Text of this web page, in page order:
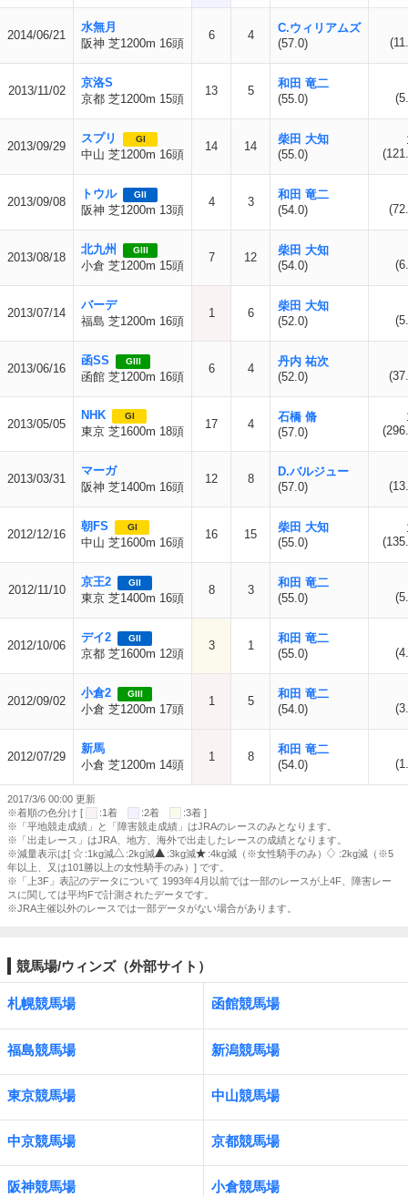
2014/06/21
水無月
阪神 芝1200m 16頭
6 4
C.ウィリアムズ
(57.0)
2013/11/02
京洛S
京都 芝1200m 15頭
13 5
和田 竜二
(55.0)
2013/09/29
スプリ GI
中山 芝1200m 16頭
14 14
柴田 大知
(55.0)
2013/09/08
トウル GII
阪神 芝1200m 13頭
4 3
和田 竜二
(54.0)
2013/08/18
北九州 GIII
小倉 芝1200m 15頭
7 12
柴田 大知
(54.0)
2013/07/14
バーデ
福島 芝1200m 16頭
1 6
柴田 大知
(52.0)
2013/06/16
函SS GIII
函館 芝1200m 16頭
6 4
丹内 祐次
(52.0)
2013/05/05
NHK GI
東京 芝1600m 18頭
17 4
石橋 脩
(57.0)
2013/03/31
マーガ
阪神 芝1400m 16頭
12 8
D.バルジュー
(57.0)
2012/12/16
朝FS GI
中山 芝1600m 16頭
16 15
柴田 大知
(55.0)
2012/11/10
京王2 GII
東京 芝1400m 16頭
8 3
和田 竜二
(55.0)
2012/10/06
デイ2 GII
京都 芝1600m 12頭
3 1
和田 竜二
(55.0)
2012/09/02
小倉2 GIII
小倉 芝1200m 17頭
1 5
和田 竜二
(54.0)
2012/07/29
新馬
小倉 芝1200m 14頭
1 8
和田 竜二
(54.0)
2017/3/6 00:00 更新
※着順の色分け [
:1着 :2着
:3着 ]
※「平地競走成績」と「障害競走成績」はJRAのレースのみとなります。
※「出走レース」はJRA、地方、海外で出走したレースの成績となります。
※減量表示は[
:1kg減 :2kg減 :3kg減 :4kg減（※女性騎手のみ）
:2kg減（※5
年以上、又は101勝以上の女性騎手のみ）] です。
※「上3F」表記のデータについて 1993年4月以前では一部のレースが上4F、障害レー
スに関しては平均Fで計測されたデータです。
※JRA主催以外のレースでは一部データがない場合があります。
競馬場/ウィンズ（外部サイト）
札幌競馬場 函館競馬場
福島競馬場 新潟競馬場
東京競馬場 中山競馬場
中京競馬場 京都競馬場
阪神競馬場 小倉競馬場